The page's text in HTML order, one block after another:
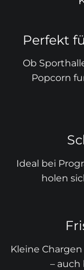
Perfekt
Ob
Popcorn
Ideal bei
holen
Kleine
–